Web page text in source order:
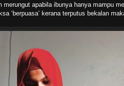
apabila ibunya hanya mampu
‘berpuasa’ kerana terputus bekalan